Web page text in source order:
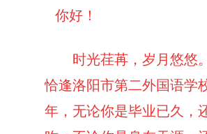
你好！
时光荏苒，岁月悠悠。
恰逢洛阳市第二外国语学
年，无论你是毕业已久，